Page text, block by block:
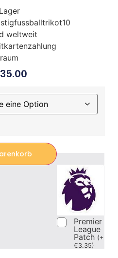
weltweit
35.00
Premier
League
Patch (+
€3.35)